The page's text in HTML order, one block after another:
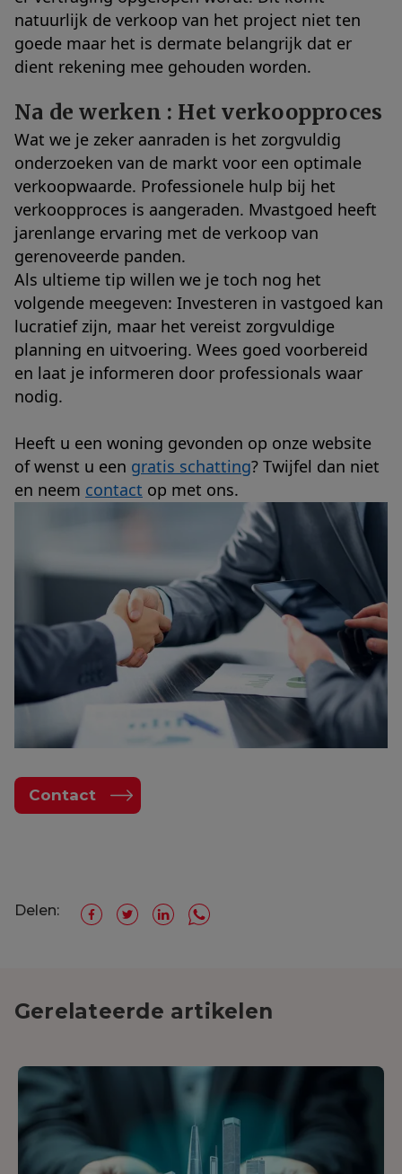
natuurlijk de verkoop van het project niet ten
goede maar het is dermate belangrijk dat er
dient rekening mee gehouden worden.
Na de werken : Het verkoopproces
Wat we je zeker aanraden is het zorgvuldig
onderzoeken van de markt voor een optimale
verkoopwaarde. Professionele hulp bij het
verkoopproces is aangeraden. Mvastgoed heeft
jarenlange ervaring met de verkoop van
gerenoveerde panden.
Als ultieme tip willen we je toch nog het
volgende meegeven: Investeren in vastgoed kan
lucratief zijn, maar het vereist zorgvuldige
planning en uitvoering. Wees goed voorbereid
en laat je informeren door professionals waar
nodig.
Heeft u een woning gevonden op onze website
of wenst u een gratis schatting? Twijfel dan niet
en neem contact op met ons.
Contact
Delen:
Gerelateerde artikelen